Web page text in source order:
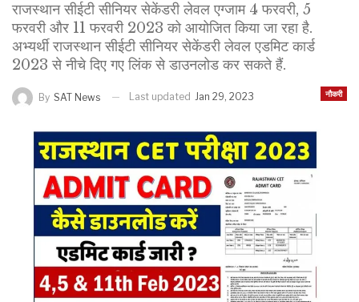
राजस्थान सीईटी सीनियर सेकेंडरी लेवल एग्जाम 4 फरवरी, 5
फरवरी और 11 फरवरी 2023 को आयोजित किया जा रहा है.
अभ्यर्थी राजस्थान सीईटी सीनियर सेकेंडरी लेवल एडमिट कार्ड
2023 से नीचे दिए गए लिंक से डाउनलोड कर सकते हैं.
नौकरी
By SAT News Last updated Jan 29, 2023